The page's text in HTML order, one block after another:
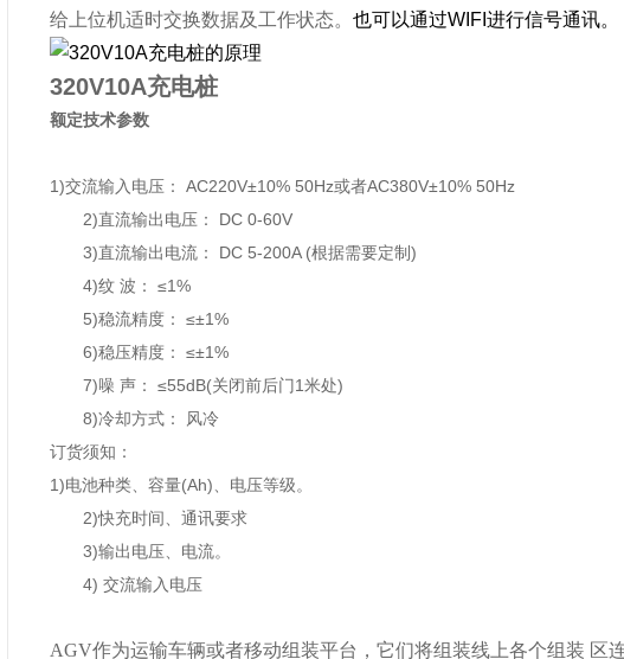
给上位机适时交换数据及工作状态。 也可以通过WIFI进行信号通讯。
320V10A充电桩
额定技术参数
1)交流输入电压： AC220V±10% 50Hz或者AC380V±10% 50Hz
2)直流输出电压： DC 0-60V
3)直流输出电流： DC 5-200A (根据需要定制)
4)纹 波： ≤1%
5)稳流精度： ≤±1%
6)稳压精度： ≤±1%
7)噪 声： ≤55dB(关闭前后门1米处)
8)冷却方式： 风冷
订货须知：
1)电池种类、容量(Ah)、电压等级。
2)快充时间、通讯要求
3)输出电压、电流。
4) 交流输入电压
AGV作为运输车辆或者移动组装平台，它们将组装线上各个组装